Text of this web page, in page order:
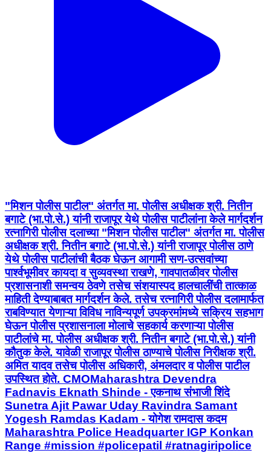
"मिशन पोलीस पाटील" अंतर्गत मा. पोलीस अधीक्षक श्री. नितीन
बगाटे (भा.पो.से.) यांनी राजापूर येथे पोलीस पाटीलांना केले मार्गदर्शन
रत्नागिरी पोलीस दलाच्या "मिशन पोलीस पाटील" अंतर्गत मा. पोलीस
अधीक्षक श्री. नितीन बगाटे (भा.पो.से.) यांनी राजापूर पोलीस ठाणे
येथे पोलीस पाटीलांची बैठक घेऊन आगामी सण-उत्सवांच्या
पार्श्वभूमीवर कायदा व सुव्यवस्था राखणे, गावपातळीवर पोलीस
प्रशासनाशी समन्वय ठेवणे तसेच संशयास्पद हालचालींची तात्काळ
माहिती देण्याबाबत मार्गदर्शन केले. तसेच रत्नागिरी पोलीस दलामार्फत
राबविण्यात येणाऱ्या विविध नाविन्यपूर्ण उपक्रमांमध्ये सक्रिय सहभाग
घेऊन पोलीस प्रशासनाला मोलाचे सहकार्य करणाऱ्या पोलीस
पाटीलांचे मा. पोलीस अधीक्षक श्री. नितीन बगाटे (भा.पो.से.) यांनी
कौतुक केले. यावेळी राजापूर पोलीस ठाण्याचे पोलीस निरीक्षक श्री.
अमित यादव तसेच पोलीस अधिकारी, अंमलदार व पोलीस पाटील
उपस्थित होते. CMOMaharashtra Devendra
Fadnavis Eknath Shinde - एकनाथ संभाजी शिंदे
Sunetra Ajit Pawar Uday Ravindra Samant
Yogesh Ramdas Kadam - योगेश रामदास कदम
Maharashtra Police Headquarter IGP Konkan
Range #mission #policepatil #ratnagiripolice